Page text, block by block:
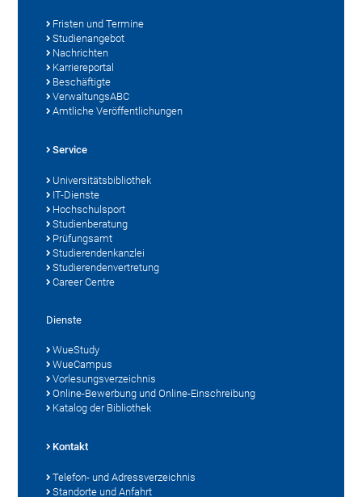
Fristen und Termine
Studienangebot
Nachrichten
Karriereportal
Beschäftigte
VerwaltungsABC
Amtliche Veröffentlichungen
Service
Universitätsbibliothek
IT-Dienste
Hochschulsport
Studienberatung
Prüfungsamt
Studierendenkanzlei
Studierendenvertretung
Career Centre
Dienste
WueStudy
WueCampus
Vorlesungsverzeichnis
Online-Bewerbung und Online-Einschreibung
Katalog der Bibliothek
Kontakt
Telefon- und Adressverzeichnis
Standorte und Anfahrt